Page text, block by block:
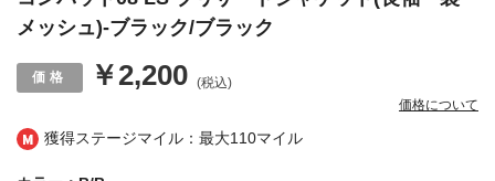
獲得ステージマイル：最大110マイル
メッシュ)-ブラック/ブラック
￥2,200 (税込)
価格について